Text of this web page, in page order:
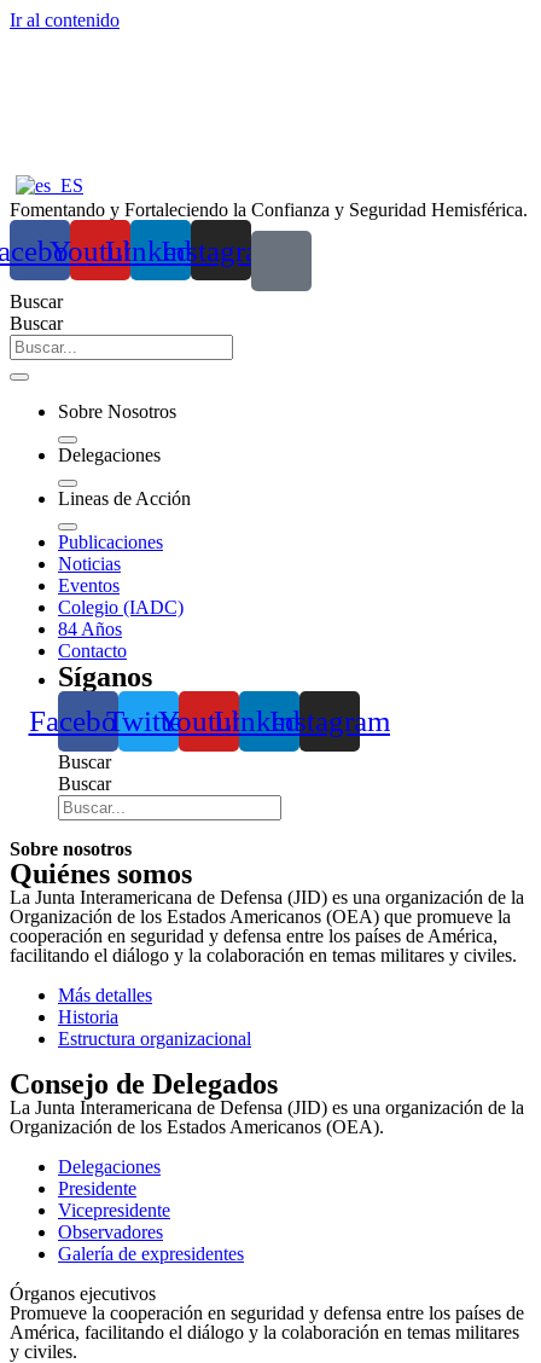
Ir al contenido
Fomentando y Fortaleciendo la Confianza y Seguridad Hemisférica.
YoutubeLinkedin
Instagram
Buscar
Buscar
Sobre Nosotros
Delegaciones
Lineas de Acción
Publicaciones
Noticias
Eventos
Colegio (IADC)
84 Años
Contacto
Síganos
FacebookTwitterYoutubeLinkedinInstagram
Buscar
Buscar
Sobre nosotros
Quiénes somos
La Junta Interamericana de Defensa (JID) es una organización de la
Organización de los Estados Americanos (OEA) que promueve la
cooperación en seguridad y defensa entre los países de América,
facilitando el diálogo y la colaboración en temas militares y civiles.
Más detalles
Historia
Estructura organizacional
Consejo de Delegados
La Junta Interamericana de Defensa (JID) es una organización de la
Organización de los Estados Americanos (OEA).
Delegaciones
Presidente
Vicepresidente
Observadores
Galería de expresidentes
Órganos ejecutivos
Promueve la cooperación en seguridad y defensa entre los países de
América, facilitando el diálogo y la colaboración en temas militares
y civiles.